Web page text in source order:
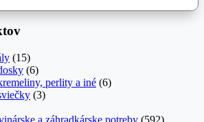
(15)
(6)
perlity a iné (6)
(3)